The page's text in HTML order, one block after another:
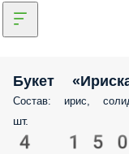
Букет
Состав: ирис,
шт.
4